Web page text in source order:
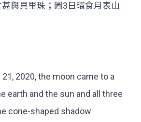
與貝里珠；圖3日環食月表山
2020, the moon came to a
earth and the sun and all three
cone-shaped shadow